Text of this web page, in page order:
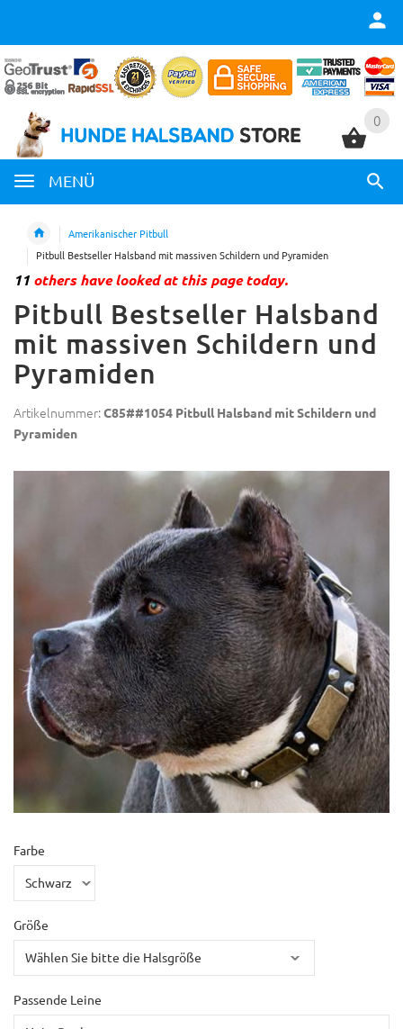
0
MENÜ
0
Amerikanischer Pitbull
Pitbull Bestseller Halsband mit massiven Schildern und Pyramiden
11 others have looked at this page today.
Pitbull Bestseller Halsband
mit massiven Schildern und
Pyramiden
Artikelnummer:C85##1054 Pitbull Halsband mit Schildern und
Pyramiden
Farbe
Größe
Passende Leine